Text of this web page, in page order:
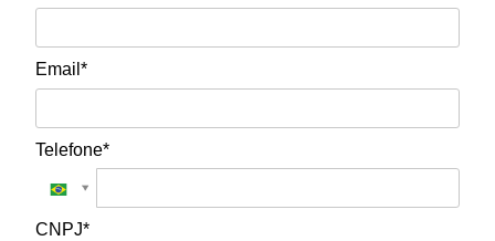
Email*
Telefone*
CNPJ*